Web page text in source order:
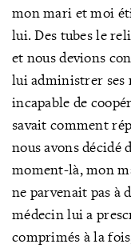
mon mari et moi
lui. Des tubes le
et nous devions
lui administrer
incapable de
savait comment
nous avons décidé
moment-là, mon
ne parvenait pas à
médecin lui a
comprimés à la